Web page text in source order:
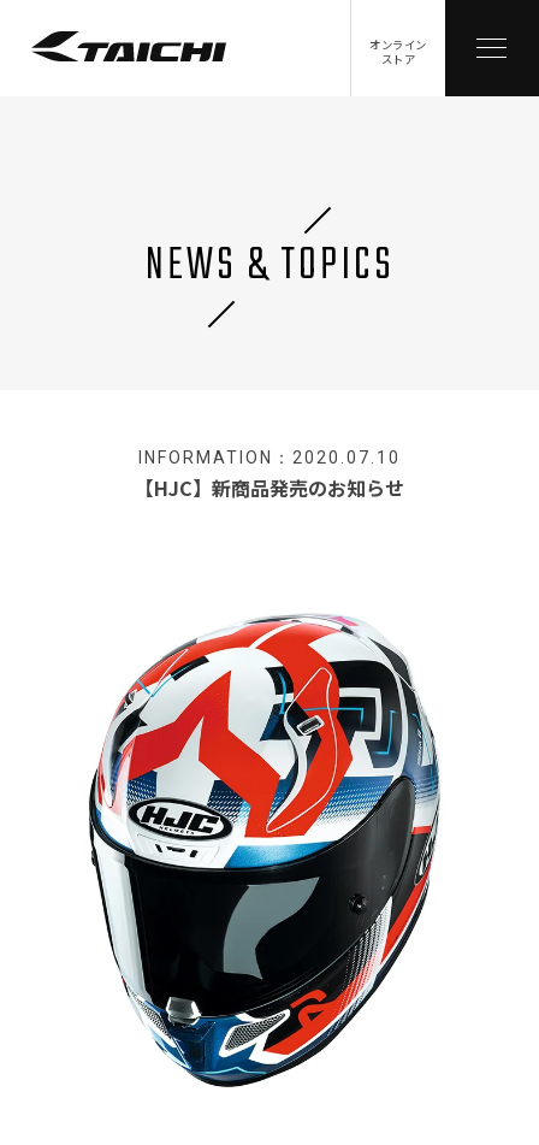
オンライン
ストア
NEWS & TOPICS
INFORMATION：2020.07.10
【HJC】新商品発売のお知らせ